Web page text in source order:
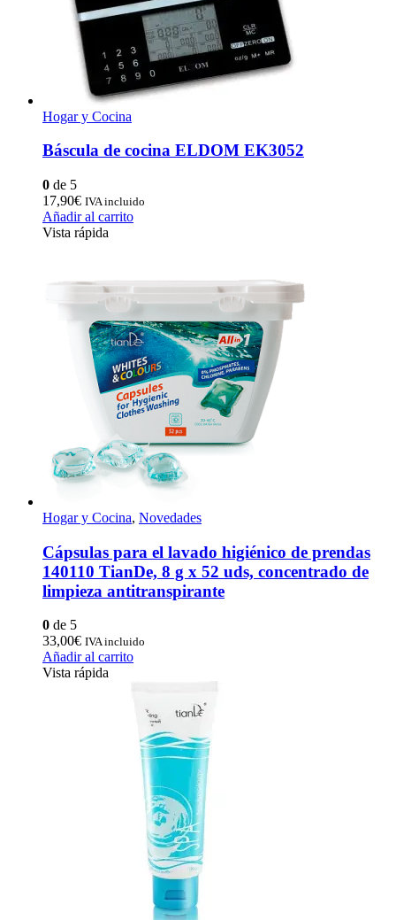
Hogar y Cocina
Báscula de cocina ELDOM EK3052
0 de 5
17,90€ IVA incluido
Añadir al carrito
Vista rápida
Hogar y Cocina, Novedades
Cápsulas para el lavado higiénico de prendas
140110 TianDe, 8 g х 52 uds, concentrado de
limpieza antitranspirante
0 de 5
33,00€ IVA incluido
Añadir al carrito
Vista rápida